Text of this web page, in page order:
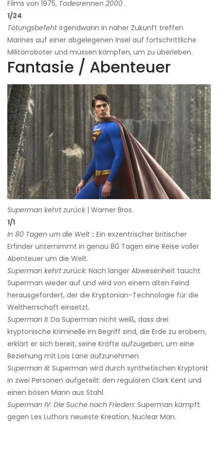
Films von 1975, Todesrennen 2000 .
1/24
Tötungsbefehl: Irgendwann in naher Zukunft treffen
Marines auf einer abgelegenen Insel auf fortschrittliche
Militärroboter und müssen kämpfen, um zu überleben.
Fantasie / Abenteuer
Superman kehrt zurück| Warner Bros.
1/1
In 80 Tagen um die Welt :: Ein exzentrischer britischer
Erfinder unternimmt in genau 80 Tagen eine Reise voller
Abenteuer um die Welt.
Superman kehrt zurück: Nach langer Abwesenheit taucht
Superman wieder auf und wird von einem alten Feind
herausgefordert, der die Kryptonian-Technologie für die
Weltherrschaft einsetzt.
Superman II: Da Superman nicht weiß, dass drei
kryptonische Kriminelle im Begriff sind, die Erde zu erobern,
erklärt er sich bereit, seine Kräfte aufzugeben, um eine
Beziehung mit Lois Lane aufzunehmen.
Superman III: Superman wird durch synthetischen Kryptonit
in zwei Personen aufgeteilt: den regulären Clark Kent und
einen bösen Mann aus Stahl.
Superman IV: Die Suche nach Frieden: Superman kämpft
gegen Lex Luthors neueste Kreation, Nuclear Man.